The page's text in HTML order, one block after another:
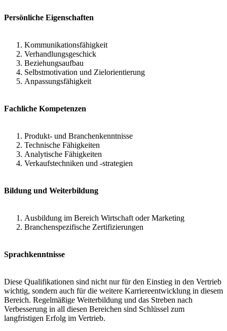
Persönliche Eigenschaften
Kommunikationsfähigkeit
Verhandlungsgeschick
Beziehungsaufbau
Selbstmotivation und Zielorientierung
Anpassungsfähigkeit
Fachliche Kompetenzen
Produkt- und Branchenkenntnisse
Technische Fähigkeiten
Analytische Fähigkeiten
Verkaufstechniken und -strategien
Bildung und Weiterbildung
Ausbildung im Bereich Wirtschaft oder Marketing
Branchenspezifische Zertifizierungen
Sprachkenntnisse
Diese Qualifikationen sind nicht nur für den Einstieg in den Vertrieb
wichtig, sondern auch für die weitere Karriereentwicklung in diesem
Bereich. Regelmäßige Weiterbildung und das Streben nach
Verbesserung in all diesen Bereichen sind Schlüssel zum
langfristigen Erfolg im Vertrieb.